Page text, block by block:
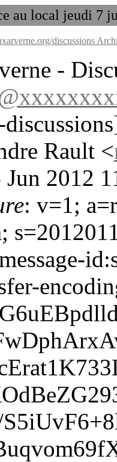
au local jeudi 7
discussions
-
Rault <
Jun 2012
: v=1;